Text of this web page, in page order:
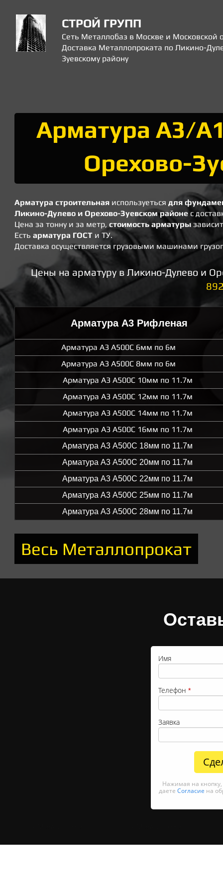
СТРОЙ ГРУПП
Сеть Металлобаз в Москве и Московской
Доставка Металлопроката по Ликино-
Зуевскому району
Арматура А3/
Орехово-
Арматура строительнаяиспользуеться для
Ликино-Дулево и Орехово-Зуевском районес
Цена за тонну и за метр, стоимость арматуры
​Есть арматура ГОСТи ТУ.
​Доставка осуществляется грузовыми машинами
Цены на арматуру в Ликино-Дулево и
Арматура А3 Рифленая
Арматура А3 А500С 6мм по 6м
Арматура А3 А500С 8мм по 6м
Арматура А3 А500С 10мм по 11.7м
Арматура А3 А500С 12мм по 11.7м
Арматура А3 А500С 14мм по 11.7м
Арматура А3 А500С 16мм по 11.7м
Арматура А3 А500С 18мм по 11.7м
Арматура А3 А500С 20мм по 11.7м
Арматура А3 А500С 22мм по 11.7м
Арматура А3 А500С 25мм по 11.7м
Арматура А3 А500С 28мм по 11.7м
Весь Металлопрокат
Имя
Телефон *
Заявка
Нажимая на
даете Согласие на